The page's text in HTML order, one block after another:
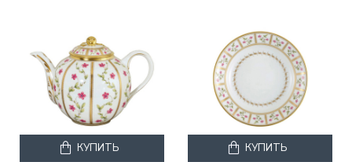
КУПИТЬ КУПИТЬ